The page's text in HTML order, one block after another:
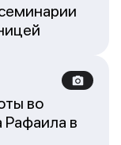
во
в